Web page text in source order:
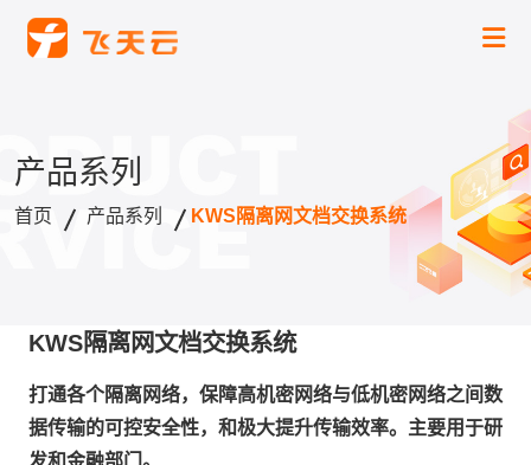
产品系列
首页 产品系列 KWS隔离网文档交换系统
KWS隔离网文档交换系统
打通各个隔离网络，保障高机密网络与低机密网络之间数
据传输的可控安全性，和极大提升传输效率。主要用于研
发和金融部门。